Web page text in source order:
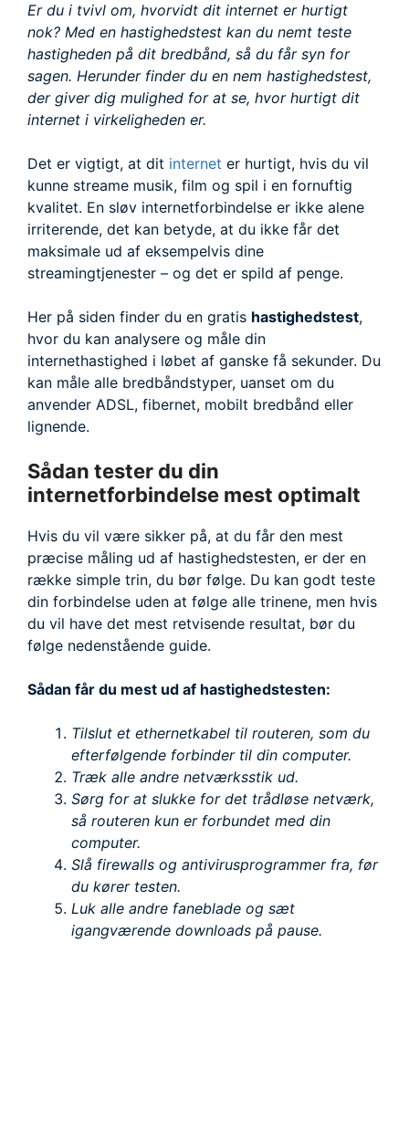
Er du i tvivl om, hvorvidt dit internet er hurtigt
nok? Med en hastighedstest kan du nemt teste
hastigheden på dit bredbånd, så du får syn for
sagen. Herunder finder du en nem hastighedstest,
der giver dig mulighed for at se, hvor hurtigt dit
internet i virkeligheden er.
Det er vigtigt, at dit internet er hurtigt, hvis du vil
kunne streame musik, film og spil i en fornuftig
kvalitet. En sløv internetforbindelse er ikke alene
irriterende, det kan betyde, at du ikke får det
maksimale ud af eksempelvis dine
streamingtjenester – og det er spild af penge.
Her på siden finder du en gratis hastighedstest,
hvor du kan analysere og måle din
internethastighed i løbet af ganske få sekunder. Du
kan måle alle bredbåndstyper, uanset om du
anvender ADSL, fibernet, mobilt bredbånd eller
lignende.
Sådan tester du din
internetforbindelse mest optimalt
Hvis du vil være sikker på, at du får den mest
præcise måling ud af hastighedstesten, er der en
række simple trin, du bør følge. Du kan godt teste
din forbindelse uden at følge alle trinene, men hvis
du vil have det mest retvisende resultat, bør du
følge nedenstående guide.
Sådan får du mest ud af hastighedstesten:
Tilslut et ethernetkabel til routeren, som du
efterfølgende forbinder til din computer.
Træk alle andre netværksstik ud.
Sørg for at slukke for det trådløse netværk,
så routeren kun er forbundet med din
computer.
Slå firewalls og antivirusprogrammer fra, før
du kører testen.
Luk alle andre faneblade og sæt
igangværende downloads på pause.